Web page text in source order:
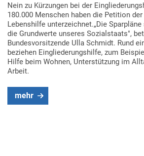
Nein zu Kürzungen bei der
180.000 Menschen haben die Petition
Lebenshilfe unterzeichnet.„Die
die Grundwerte unseres Sozialstaats",
Bundesvorsitzende Ulla Schmidt. Rund
beziehen Eingliederungshilfe, zum
Hilfe beim Wohnen, Unterstützung im
Arbeit.
mehr